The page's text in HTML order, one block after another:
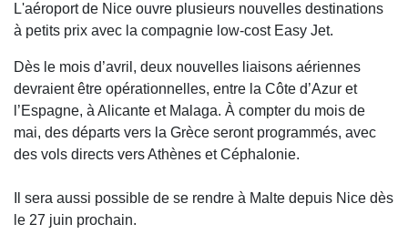
L'aéroport de Nice ouvre plusieurs nouvelles destinations
à petits prix avec la compagnie low-cost Easy Jet.
Dès le mois d’avril, deux nouvelles liaisons aériennes
devraient être opérationnelles, entre la Côte d’Azur et
l’Espagne, à Alicante et Malaga. À compter du mois de
mai, des départs vers la Grèce seront programmés, avec
des vols directs vers Athènes et Céphalonie.
Il sera aussi possible de se rendre à Malte depuis Nice dès
le 27 juin prochain.